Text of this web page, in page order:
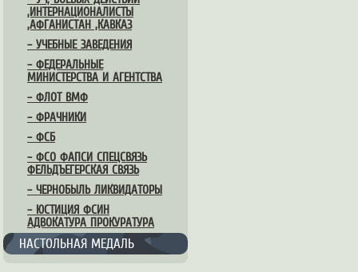
,ИНТЕРНАЦИОНАЛИСТЫ
,АФГАНИСТАН ,КАВКАЗ
– УЧЕБНЫЕ ЗАВЕДЕНИЯ
– ФЕДЕРАЛЬНЫЕ
МИНИСТЕРСТВА И АГЕНТСТВА
– ФЛОТ ВМФ
– ФРАЧНИКИ
– ФСБ
– ФСО ФАПСИ СПЕЦСВЯЗЬ
ФЕЛЬДЪЕГЕРСКАЯ СВЯЗЬ
– ЧЕРНОБЫЛЬ ЛИКВИДАТОРЫ
– ЮСТИЦИЯ ФСИН
АДВОКАТУРА ПРОКУРАТУРА
НАСТОЛЬНАЯ МЕДАЛЬ